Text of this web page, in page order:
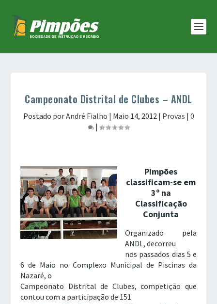
Campeonato Distrital de Clubes – ANDL
Postado porAndré Fialho | Maio 14, 2012| Provas | 0
|
Pimpões
classificam-se em
3º na
Classificação
Conjunta
Organizado pela
ANDL, decorreu
nos passados dias 5 e
6 de Maio no Complexo Municipal de Piscinas da
Nazaré, o
Campeonato Distrital de Clubes, competição que
contou com a participação de 151